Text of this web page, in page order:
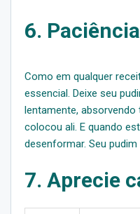
6.
Como em qualquer
essencial. Deixe seu
lentamente,
colocou ali. E quando
desenformar. Seu
7. Aprecie